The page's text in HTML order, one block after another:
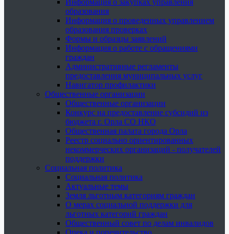
Информация о закупках управления
образования
Информация о проведенных управлением
образования проверках
Формы и образцы заявлений
Информация о работе с обращениями
граждан
Административные регламенты
предоставления муниципальных услуг
Навигатор профилактики
Общественные организации
Общественные организации
Конкурс на предоставление субсидий из
бюджета г. Орла СО НКО
Общественная палата города Орла
Реестр социально ориентированных
некоммерческих организаций - получателей
поддержки
Социальная политика
Социальная политика
Актуальные темы
Земля льготным категориям граждан
О мерах социальной поддержки для
льготных категорий граждан
Общественный совет по делам инвалидов
Опека и попечительство